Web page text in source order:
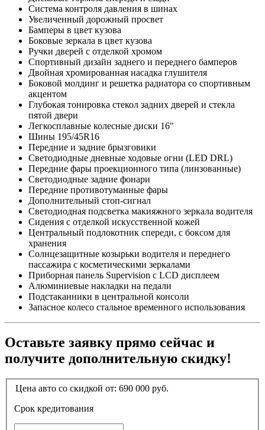
Система контроля давления в шинах
Увеличенный дорожный просвет
Бамперы в цвет кузова
Боковые зеркала в цвет кузова
Ручки дверей с отделкой хромом
Спортивный дизайн заднего и переднего бамперов
Двойная хромированная насадка глушителя
Боковой молдинг и решетка радиатора со спортивным
акцентом
Глубокая тонировка стекол задних дверей и стекла
пятой двери
Легкосплавные колесные диски 16"
Шины 195/45R16
Передние и задние брызговики
Светодиодные дневные ходовые огни (LED DRL)
Передние фары проекционного типа (линзованные)
Светодиодные задние фонари
Передние противотуманные фары
Дополнительный стоп-сигнал
Светодиодная подсветка макияжного зеркала водителя
Сидения с отделкой искусственной кожей
Центральный подлокотник спереди, с боксом для
хранения
Солнцезащитные козырьки водителя и переднего
пассажира с косметическими зеркалами
Приборная панель Supervision c LCD дисплеем
Алюминиевые накладки на педали
Подстаканники в центральной консоли
Запасное колесо стальное временного использования
Оставьте заявку прямо сейчас и
получите дополнительную скидку!
Цена авто со скидкой от: 690 000 руб.
Срок кредитования